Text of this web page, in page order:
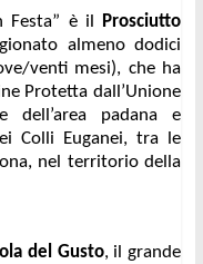
Festa” è il Prosciutto
almeno dodici
venti mesi), che ha
Protetta dall’Unione
padana e
Colli Euganei, tra le
nel territorio della
del Gusto